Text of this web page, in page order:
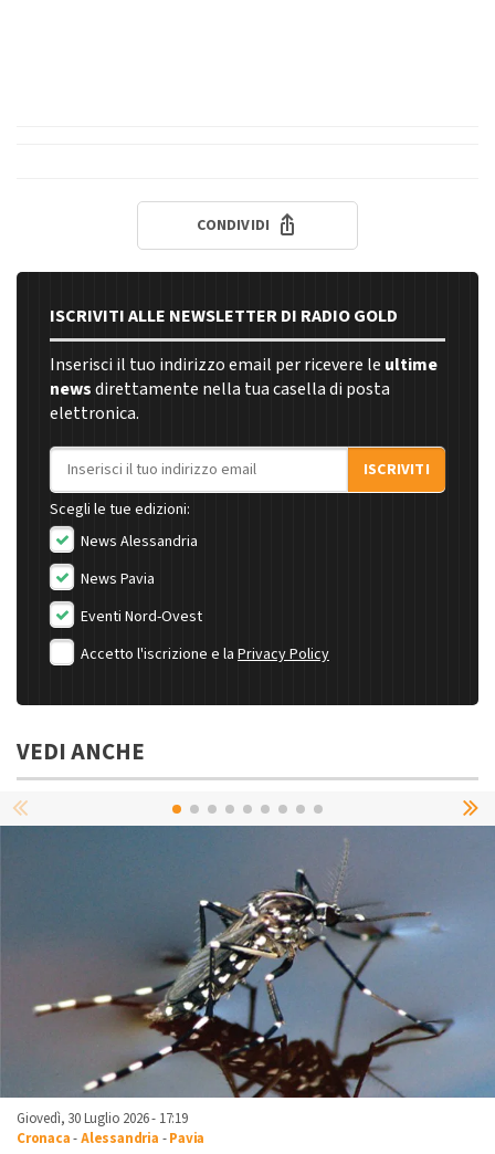
CONDIVIDI
ISCRIVITI ALLE NEWSLETTER DI RADIO GOLD
Inserisci il tuo indirizzo email per ricevere le ultime
newsdirettamente nella tua casella di posta
elettronica.
Indirizzo email
ISCRIVITI
Scegli le tue edizioni:
News Alessandria
News Pavia
Eventi Nord-Ovest
Accetto l'iscrizione e la Privacy Policy
VEDI ANCHE
Giovedì, 30 Luglio 2026 - 17:19
Cronaca-Alessandria -Pavia